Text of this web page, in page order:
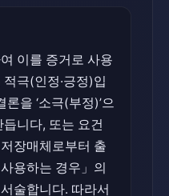
이를 증거로 사용
극(인정·긍정)입
을 ‘소극(부정)’으
니다, 또는 요건
장매체로부터 출
용하는 경우」의
술합니다. 따라서